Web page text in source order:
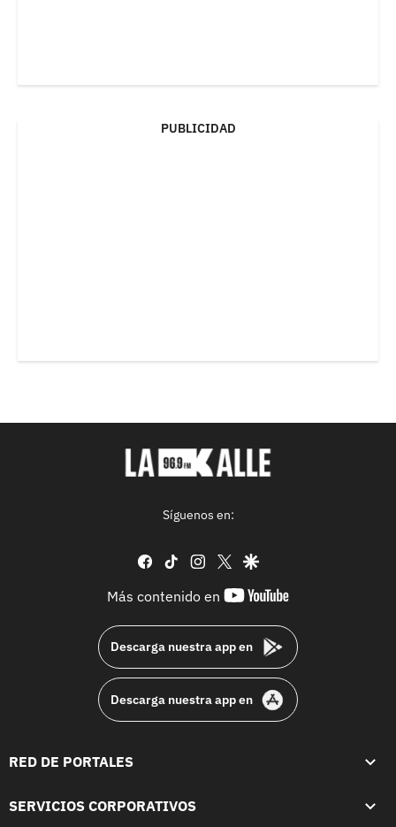
PUBLICIDAD
Síguenos en:
facebook
tiktok instagram
twittergoogle
Más contenido en
youtube-
Descarga nuestra app en
Descarga nuestra app en
RED DE PORTALES
SERVICIOS CORPORATIVOS